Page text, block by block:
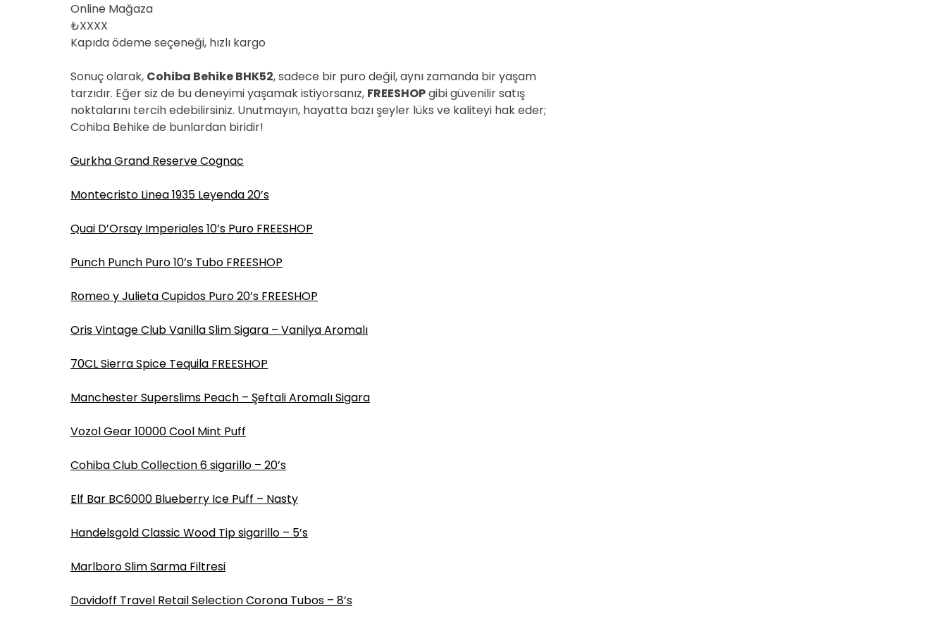
Online Mağaza
₺XXXX
Kapıda ödeme seçeneği, hızlı kargo
Sonuç olarak, Cohiba Behike BHK52, sadece bir puro değil, aynı zamanda bir yaşam
tarzıdır. Eğer siz de bu deneyimi yaşamak istiyorsanız, FREESHOPgibi güvenilir satış
noktalarını tercih edebilirsiniz. Unutmayın, hayatta bazı şeyler lüks ve kaliteyi hak eder;
Cohiba Behike de bunlardan biridir!
Gurkha Grand Reserve Cognac
Montecristo Linea 1935 Leyenda 20’s
Quai D’Orsay Imperiales 10’s Puro FREESHOP
Punch Punch Puro 10’s Tubo FREESHOP
Romeo y Julieta Cupidos Puro 20’s FREESHOP
Oris Vintage Club Vanilla Slim Sigara – Vanilya Aromalı
70CL Sierra Spice Tequila FREESHOP
Manchester Superslims Peach – Şeftali Aromalı Sigara
Vozol Gear 10000 Cool Mint Puff
Cohiba Club Collection 6 sigarillo – 20’s
Elf Bar BC6000 Blueberry Ice Puff – Nasty
Handelsgold Classic Wood Tip sigarillo – 5’s
Marlboro Slim Sarma Filtresi
Davidoff Travel Retail Selection Corona Tubos – 8’s